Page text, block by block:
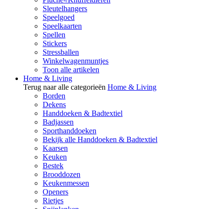
Sleutelhangers
Speelgoed
Speelkaarten
Spellen
Stickers
Stressballen
Winkelwagenmuntjes
Toon alle artikelen
Home & Living
Terug naar alle categorieën Home & Living
Borden
Dekens
Handdoeken & Badtextiel
Badjassen
Sporthanddoeken
Bekijk alle Handdoeken & Badtextiel
Kaarsen
Keuken
Bestek
Brooddozen
Keukenmessen
Openers
Rietjes